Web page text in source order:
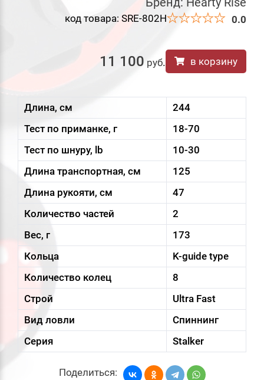
код товара: SRE-802H 0.0
11 100 руб. в корзину
Длина, см
244
Тест по приманке, г
18-70
Тест по шнуру, lb
10-30
Длина транспортная, см
125
Длина рукояти, см
47
Количество частей
2
Вес, г
173
Кольца
K-guide type
Количество колец
8
Строй
Ultra Fast
Вид ловли
Спиннинг
Серия
Stalker
Поделиться: